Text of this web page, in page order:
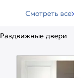
Смотреть все
Раздвижные двери